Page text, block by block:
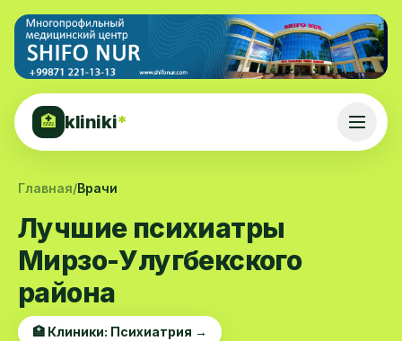
🏥 kliniki*
Главная/Врачи
Лучшие психиатры
Мирзо-Улугбекского
района
🏥 Клиники: Психиатрия →